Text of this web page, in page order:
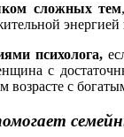
сложных тем
психолога,
с
возрасте с